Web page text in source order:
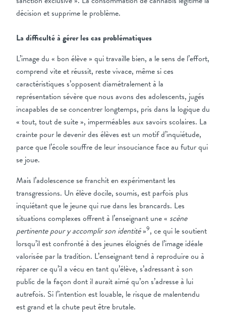
décision et supprime le problème.
La difficulté à gérer les cas problématiques
L’image du « bon élève » qui travaille bien, a le sens de l’effort,
comprend vite et réussit, reste vivace, même si ces
caractéristiques s’opposent diamétralement à la
représentation sévère que nous avons des adolescents, jugés
incapables de se concentrer longtemps, pris dans la logique du
« tout, tout de suite », imperméables aux savoirs scolaires. La
crainte pour le devenir des élèves est un motif d’inquiétude,
parce que l’école souffre de leur insouciance face au futur qui
se joue.
Mais l’adolescence se franchit en expérimentant les
transgressions. Un élève docile, soumis, est parfois plus
inquiétant que le jeune qui rue dans les brancards. Les
situations complexes offrent à l’enseignant une « scène
pertinente pour y accomplir son identité»9, ce qui le soutient
lorsqu’il est confronté à des jeunes éloignés de l’image idéale
valorisée par la tradition. L’enseignant tend à reproduire ou à
réparer ce qu’il a vécu en tant qu’élève, s’adressant à son
public de la façon dont il aurait aimé qu’on s’adresse à lui
autrefois. Si l’intention est louable, le risque de malentendu
est grand et la chute peut être brutale.